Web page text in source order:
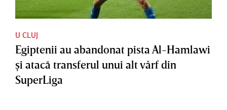
U CLUJ
Egiptenii au abandonat pista Al-Hamlawi
şi atacă transferul unui alt vârf din
SuperLiga